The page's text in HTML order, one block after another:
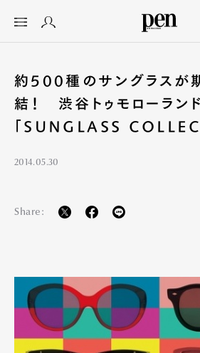
約500種のサングラスが
結！ 渋谷トゥモローラン
「SUNGLASS
2014.05.30
Share: